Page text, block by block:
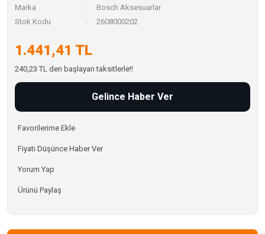
Marka
Bosch Aksesuarlar
Stok Kodu
2608000202
1.441,41 TL
240,23 TL den başlayan taksitlerle!!
Gelince Haber Ver
Fiyatı Düşünce Haber Ver
Yorum Yap
Ürünü Paylaş